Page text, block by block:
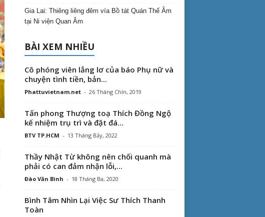
Gia Lai: Thiêng liêng đêm vía Bồ tát Quán Thế Âm
tại Ni viện Quan Âm
BÀI XEM NHIỀU
Cô phóng viên lẳng lơ của báo Phụ nữ và
chuyện tình tiền, bản...
Phattuvietnam.net - 26 Tháng Chín, 2019
Tấn phong Thượng toạ Thích Đồng Ngộ
kế nhiệm trụ trì và đặt đá...
BTV TP.HCM - 13 Tháng Bảy, 2022
Thầy Nhật Từ không nên chối quanh mà
phải có can đảm nhận lỗi,...
Đào Văn Bình - 18 Tháng Ba, 2020
Bình Tâm Nhìn Lại Việc Sư Thích Thanh
Toàn